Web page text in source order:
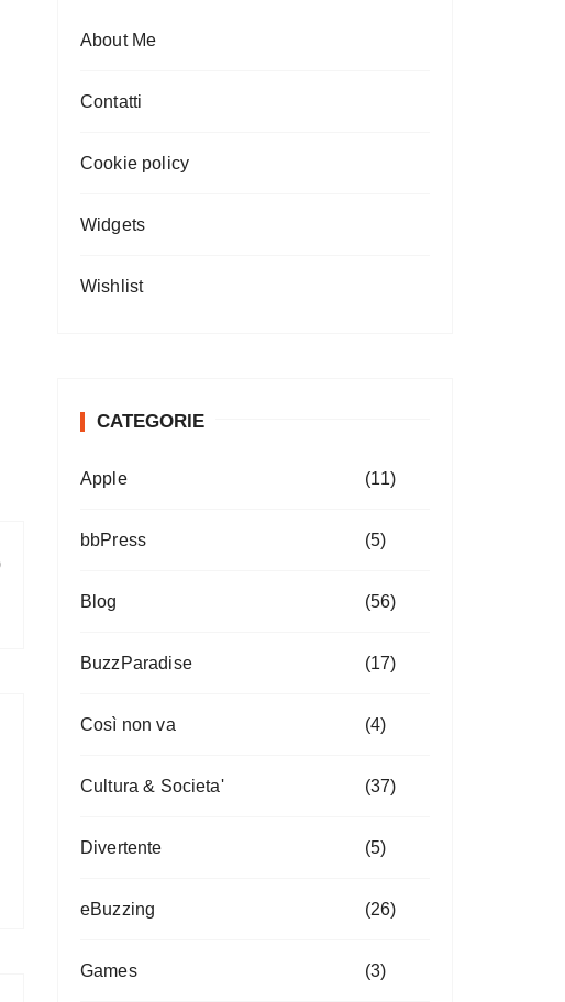
About Me
Contatti
Cookie policy
Widgets
Wishlist
CATEGORIE
Apple (11)
bbPress (5)
Blog (56)
BuzzParadise (17)
Così non va (4)
Cultura & Societa' (37)
Divertente (5)
eBuzzing (26)
Games (3)